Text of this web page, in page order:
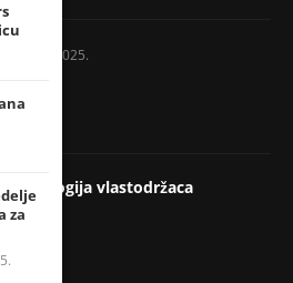
2025.
vlastodržaca
2025.
za